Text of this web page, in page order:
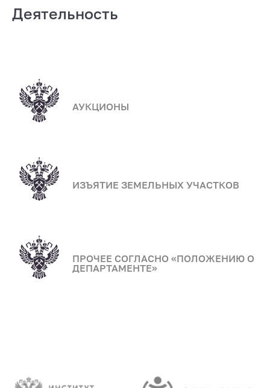
Деятельность
АУКЦИОНЫ
ИЗЪЯТИЕ ЗЕМЕЛЬНЫХ УЧАСТКОВ
ПРОЧЕЕ СОГЛАСНО «ПОЛОЖЕНИЮ О
ДЕПАРТАМЕНТЕ»